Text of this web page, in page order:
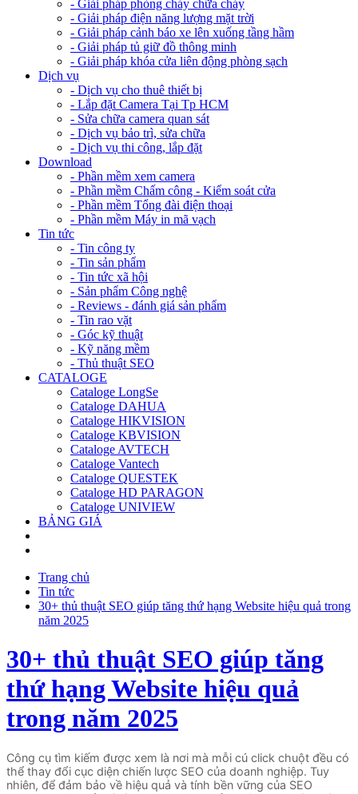
- Giải pháp phòng cháy chữa cháy
- Giải pháp điện năng lượng mặt trời
- Giải pháp cảnh báo xe lên xuống tầng hầm
- Giải pháp tủ giữ đồ thông minh
- Giải pháp khóa cửa liên động phòng sạch
Dịch vụ
- Dịch vụ cho thuê thiết bị
- Lắp đặt Camera Tại Tp HCM
- Sửa chữa camera quan sát
- Dịch vụ bảo trì, sửa chữa
- Dịch vụ thi công, lắp đặt
Download
- Phần mềm xem camera
- Phần mềm Chấm công - Kiểm soát cửa
- Phần mềm Tổng đài điện thoại
- Phần mềm Máy in mã vạch
Tin tức
- Tin công ty
- Tin sản phẩm
- Tin tức xã hội
- Sản phẩm Công nghệ
- Reviews - đánh giá sản phẩm
- Tin rao vặt
- Góc kỹ thuật
- Kỹ năng mềm
- Thủ thuật SEO
CATALOGE
Cataloge LongSe
Cataloge DAHUA
Cataloge HIKVISION
Cataloge KBVISION
Cataloge AVTECH
Cataloge Vantech
Cataloge QUESTEK
Cataloge HD PARAGON
Cataloge UNIVIEW
BẢNG GIÁ
Trang chủ
Tin tức
30+ thủ thuật SEO giúp tăng thứ hạng Website hiệu quả trong
năm 2025
30+ thủ thuật SEO giúp tăng
thứ hạng Website hiệu quả
trong năm 2025
Công cụ tìm kiếm được xem là nơi mà mỗi cú click chuột đều có
thể thay đổi cục diện chiến lược SEO của doanh nghiệp. Tuy
nhiên, để đảm bảo về hiệu quả và tính bền vững của SEO